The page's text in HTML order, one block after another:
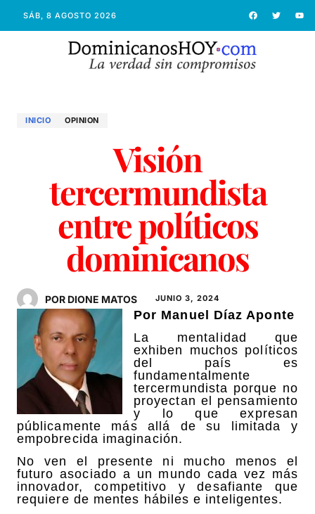
SÁB, 8 AGOSTO 2026
INICIO OPINION
Visión
tercermundista
entre políticos
dominicanos
POR DIONE MATOS JUNIO 3, 2024
Por Manuel Díaz Aponte
La mentalidad que
exhiben muchos políticos
del país es
fundamentalmente
tercermundista porque no
proyectan el pensamiento
y lo que expresan
públicamente más allá de su limitada y
empobrecida imaginación.
No ven el presente ni mucho menos el
futuro asociado a un mundo cada vez más
innovador, competitivo y desafiante que
requiere de mentes hábiles e inteligentes.